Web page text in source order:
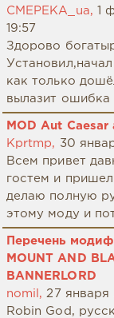
CMEPEKA_ua,
1
19:57
Здорово
как только
вылазит ошибка
MOD Aut Caesar
Kprtmp,
30
Всем привет
гостем и
делаю полную
этому моду и
Перечень
MOUNT AND
BANNERLORD
nomil, 27 января
Robin God,